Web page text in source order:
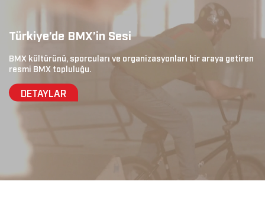
Türkiye’de BMX’in Sesi
BMX kültürünü, sporcuları ve organizasyonları bir araya getiren
resmi BMX topluluğu.
DETAYLAR